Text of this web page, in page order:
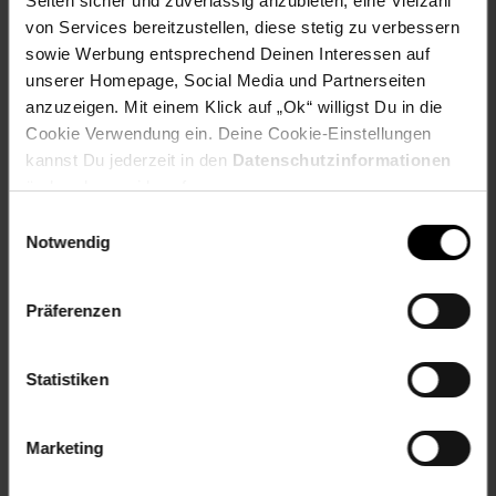
von Services bereitzustellen, diese stetig zu verbessern
sowie Werbung entsprechend Deinen Interessen auf
unserer Homepage, Social Media und Partnerseiten
anzuzeigen. Mit einem Klick auf „Ok“ willigst Du in die
Cookie Verwendung ein. Deine Cookie-Einstellungen
kannst Du jederzeit in den Datenschutzinformationen
ändern bzw. widerrufen.
Notwendig
Präferenzen
Statistiken
Marketing
Spieleranzahl von: 2
Themen: Fantasie
Warnhinweis: Keine Warnhinweise erforderlich.
Gewählte Variante:
size: onesize
Artikelnummer: 2929035000
Artikel gehört zur Kategorie: